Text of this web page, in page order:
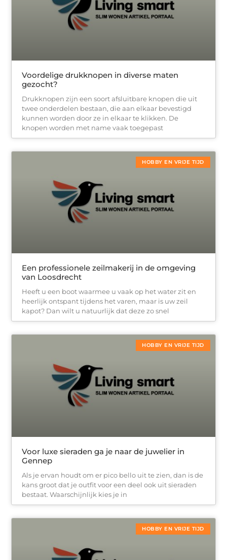
Voordelige drukknopen in diverse maten
gezocht?
Drukknopen zijn een soort afsluitbare knopen die uit
twee onderdelen bestaan, die aan elkaar bevestigd
kunnen worden door ze in elkaar te klikken. De
knopen worden met name vaak toegepast
HOBBY EN VRIJE TIJD
Een professionele zeilmakerij in de omgeving
van Loosdrecht
Heeft u een boot waarmee u vaak op het water zit en
heerlijk ontspant tijdens het varen, maar is uw zeil
kapot? Dan wilt u natuurlijk dat deze zo snel
HOBBY EN VRIJE TIJD
Voor luxe sieraden ga je naar de juwelier in
Gennep
Als je ervan houdt om er pico bello uit te zien, dan is de
kans groot dat je outfit voor een deel ook uit sieraden
bestaat. Waarschijnlijk kies je in
HOBBY EN VRIJE TIJD